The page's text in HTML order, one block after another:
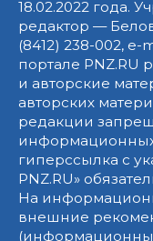
18.02.2022 года.
редактор —
(8412) 238-002,
портале
и авторские
авторских
редакции
гиперссылка с
PNZ.RU»
На
внешние